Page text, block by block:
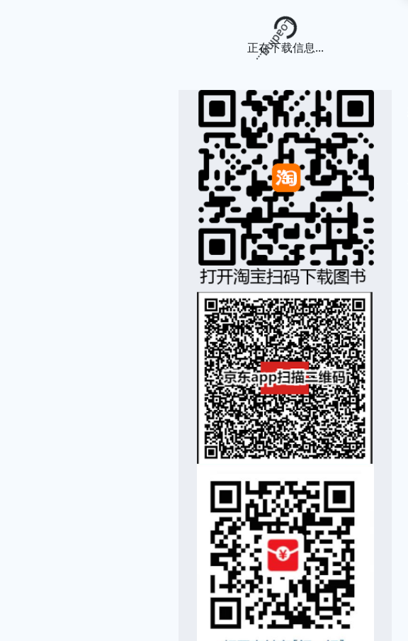
Loading...
正在下载信息...